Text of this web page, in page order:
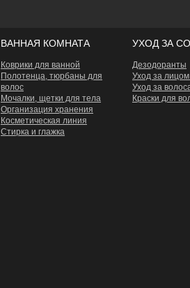
ВАННАЯ КОМНАТА
Коврики для ванной
Полотенца, тюрбаны для
волос
Мочалки, щетки для тела
Организация хранения
Косметическая линия
Стирка и глажка
УХОД ЗА
Дезодоранты
Уход за
Уход за
Краски для